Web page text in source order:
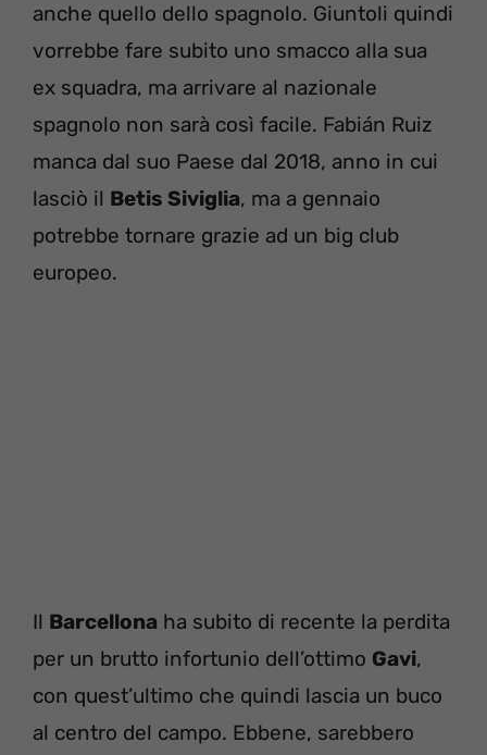
anche quello dello spagnolo. Giuntoli quindi
vorrebbe fare subito uno smacco alla sua
ex squadra, ma arrivare al nazionale
spagnolo non sarà così facile. Fabián Ruiz
manca dal suo Paese dal 2018, anno in cui
lasciò il Betis Siviglia, ma a gennaio
potrebbe tornare grazie ad un big club
europeo.
Il Barcellona ha subito di recente la perdita
per un brutto infortunio dell’ottimo Gavi,
con quest’ultimo che quindi lascia un buco
al centro del campo. Ebbene, sarebbero